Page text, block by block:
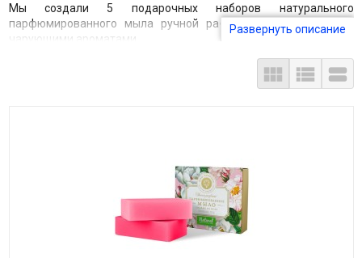
Мы создали 5 подарочных наборов натурального
парфюмированного мыла ручной работы с уникальными и
чарующими ароматами.
Основа мыла - растительные масла высочайшего качества.
Дополненные жирными маслами, они обеспечивают бережное
полезные свойства его ингредиентов. Растительные
компоненты в его составе бережно заботятся о коже,
увлажняют, питают и тонизируют.
Мыло легко и мягко пенится, оставляет на коже нежный и
тонкий аромат. Можно использовать для ароматизации белья.
Развернуть описание
  